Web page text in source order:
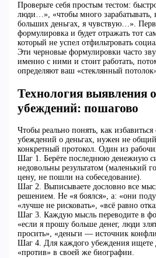
Проверьте себя простым тестом:
люди…», «чтобы много
больших деньгах, я чувствую…».
формулировка и будет отражать тот
который не успел отфильтровать
Эти черновые формулировки часто
именно с ними и стоит работать,
определяют ваш «стеклянный
Технология выявления
убеждений: пошагово
Чтобы реально понять, как
убеждений о деньгах, нужен не
конкретный протокол. Один из
Шаг 1. Берёте последнюю денежную
недовольны результатом (маленький
цену, не пошли на собеседование).
Шаг 2. Выписываете дословно все
решением. Не «я боялся», а: «они
«лучше не рисковать», «всё равно
Шаг 3. Каждую мысль переводите в
«если я прошу больше денег, люди
просить», «деньги — источник
Шаг 4. Для каждого убеждения ищете
«против» в своей же биографии.